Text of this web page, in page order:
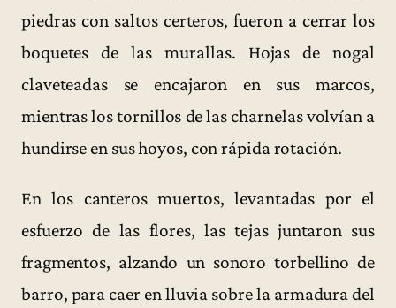
piedras con saltos certeros, fueron a cerrar los
boquetes de las murallas. Hojas de nogal
claveteadas se encajaron en sus marcos,
mientras los tornillos de las charnelas volvían a
hundirse en sus hoyos, con rápida rotación.
En los canteros muertos, levantadas por el
esfuerzo de las flores, las tejas juntaron sus
fragmentos, alzando un sonoro torbellino de
barro, para caer en lluvia sobre la armadura del